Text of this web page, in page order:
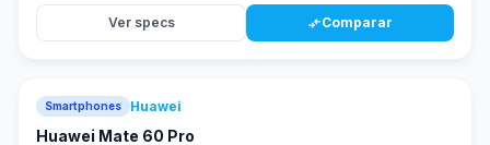
Ver specs compare_arrowsComparar
Smartphones Huawei
Huawei Mate 60 Pro